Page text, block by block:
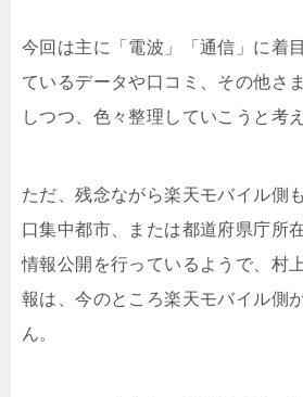
今回は主に「電波」「通信」に着
ているデータや口コミ、その他さ
しつつ、色々整理していこうと考
ただ、残念ながら楽天モバイル側
口集中都市、または都道府県庁所
情報公開を行っているようで、村
報は、今のところ楽天モバイル側
ん。